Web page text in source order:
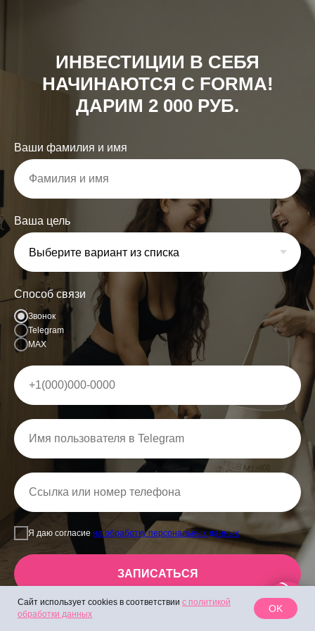
Сайт использует cookies в соответствии с политикой
обработки данных
OK
ИНВЕСТИЦИИ В СЕБЯ
НАЧИНАЮТСЯ С FORMA!
ДАРИМ 2 000 РУБ.
Ваши фамилия и имя
Ваша цель
Способ связи
Звонок
Telegram
MAX
Я даю согласие на обработку персональных данных
ЗАПИСАТЬСЯ